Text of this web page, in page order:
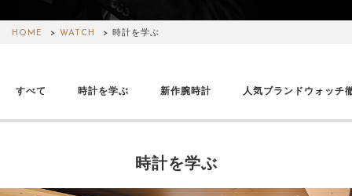
HOME WATCH 時計を学ぶ
すべて 時計を学ぶ 新作腕時計 人気ブランドウォッチ
時計を学ぶ
WATCH
LIFESTYLE